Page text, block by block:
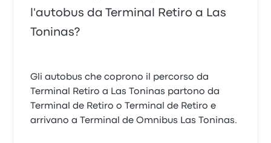
l'autobus da Terminal Retiro a Las
Toninas?
Gli autobus che coprono il percorso da
Terminal Retiro a Las Toninas partono da
Terminal de Retiro o Terminal de Retiro e
arrivano a Terminal de Omnibus Las Toninas.